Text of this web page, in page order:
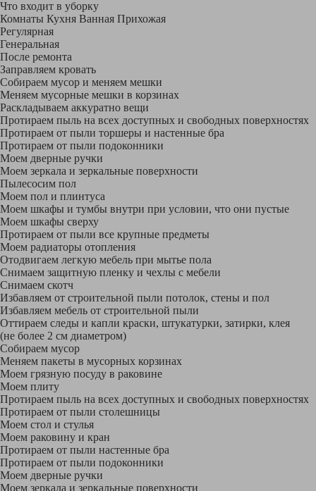
Что входит в уборку
Регу­лярная
Гене­ральная
После ремонта
Заправляем кровать
Собираем мусор и меняем мешки
Меняем мусорные мешки в корзинах
Раскладываем аккуратно вещи
Протираем пыль на всех доступных и свободных поверхностях
Протираем от пыли торшеры и настенные бра
Протираем от пыли подоконники
Моем дверные ручки
Моем зеркала и зеркальные поверхности
Пылесосим пол
Моем пол и плинтуса
Моем шкафы и тумбы внутри при условии, что они пустые
Моем шкафы сверху
Протираем от пыли все крупные предметы
Моем радиаторы отопления
Отодвигаем легкую мебель при мытье пола
Снимаем защитную пленку и чехлы с мебели
Снимаем скотч
Избавляем от строительной пыли потолок, стены и пол
Избавляем мебель от строительной пыли
Оттираем следы и капли краски, штукатурки, затирки, клея
(не более 2 см диаметром)
Собираем мусор
Меняем пакеты в мусорных корзинах
Моем грязную посуду в раковине
Моем плиту
Протираем пыль на всех доступных и свободных поверхностях
Протираем от пыли столешницы
Моем стол и стулья
Моем раковину и кран
Протираем от пыли настенные бра
Протираем от пыли подоконники
Моем дверные ручки
Моем зеркала и зеркальные поверхности